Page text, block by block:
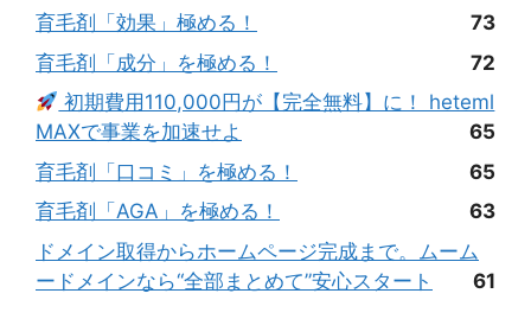
育毛剤「効果」極める！
73
育毛剤「成分」を極める！
72
初期費用110,000円が【完全無料】に！ heteml
MAXで事業を加速せよ
65
育毛剤「口コミ」を極める！
65
育毛剤「AGA」を極める！
63
ドメイン取得からホームページ完成まで。ムーム
ードメインなら“全部まとめて”安心スタート
61